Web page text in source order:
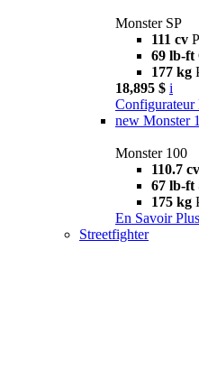
Monster SP
111 cv
69 lb-ft
177 kg
18,895 $ i
Configurateur
new Monster
Monster 100
110.7 cv
67 lb-ft
175 kg
En Savoir Plus
Streetfighter